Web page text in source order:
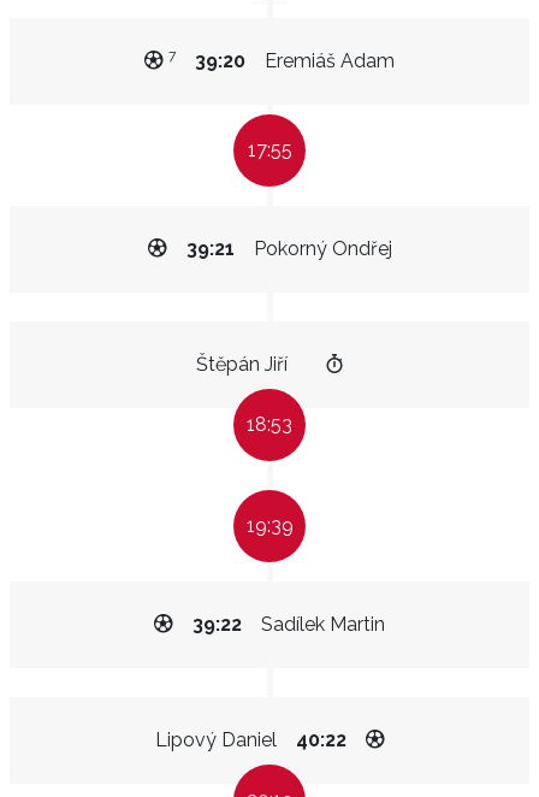
Eremiáš Adam
39:20
7
17:55
Pokorný Ondřej
39:21
Štěpán Jiří
18:53
19:39
Sadílek Martin
39:22
Lipový Daniel 40:22